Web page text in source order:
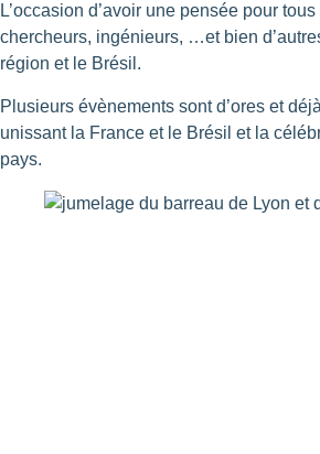
L’occasion d’avoir une pensée pour
chercheurs, ingénieurs, …et bien
région et le Brésil.
Plusieurs évènements sont d’ores et
unissant la France et le Brésil et la
pays.